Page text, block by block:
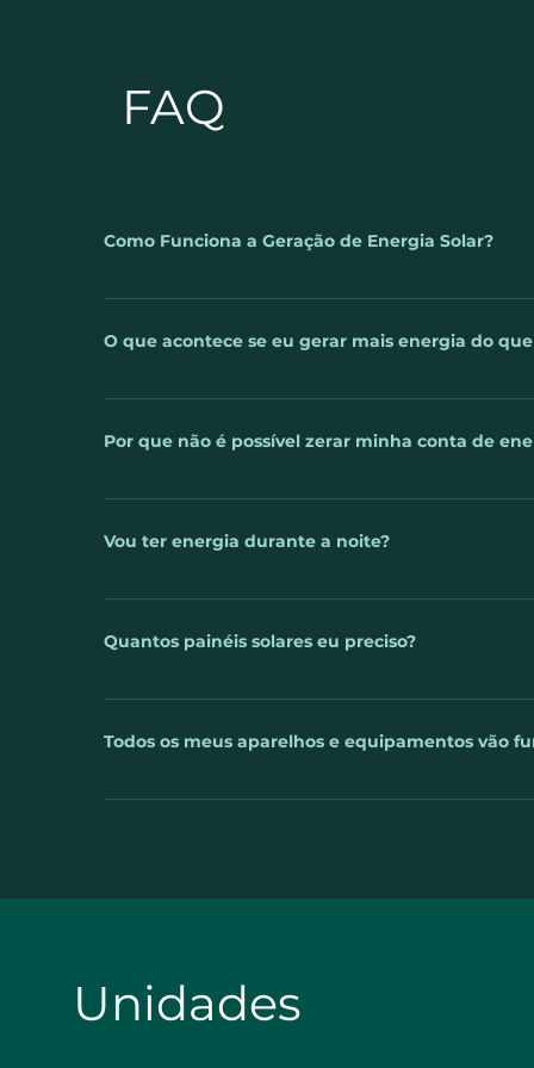
FAQ
Como Funciona a Geração de Energia Solar?
A luz do sol é captada pelos painéis fotovoltaicos.
sua rede elétrica, assim você poderá usa-lá desde
O que acontece se eu gerar mais energia do
Uma das perguntas mais frequentes sobre a
mês, essa energia que sobrar é perdida? A
Por que não é possível zerar minha conta de
Você já sabe que um sistema de geração de
Mas será que é possível zerar completamente a
supra seu consumo, até mesmo gere crédito junto
Vou ter energia durante a noite?
A energia solar gerada é utilizada na hora em que
armazenada, gerando descontos na sua conta
Quantos painéis solares eu preciso?
O cálculo é feito com base na sua fatura de
sistema solar, o seu consumo de energia
Todos os meus aparelhos e equipamentos vão
Sim. Qualquer eletroeletrônico funciona
Unidades